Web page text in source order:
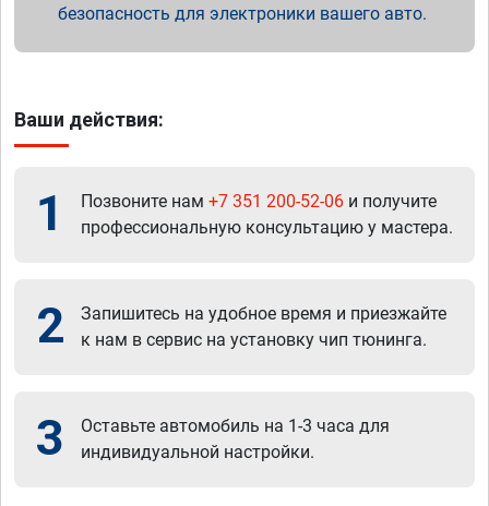
безопасность для электроники вашего авто.
Ваши действия:
1 Позвоните нам +7 351 200-52-06 и получите
профессиональную консультацию у мастера.
2
Запишитесь на удобное время и приезжайте
к нам в сервис на установку чип тюнинга.
3
Оставьте автомобиль на 1-3 часа для
индивидуальной настройки.